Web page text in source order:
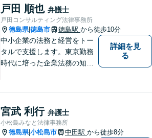
相談にのっています。 まずは
ご相談ください。
戸田 順也 弁護士
戸田コンサルティング法律事務所
徳島県|徳島市 徳島駅 から徒歩10分
中小企業の法務と経営をトー
タルで支援します。東京勤務
時代に培った企業法務の知見
す。
詳細を見
る
宮武 利行 弁護士
小松島みなと法律事務所
徳島県|小松島市 中田駅 から徒歩8分